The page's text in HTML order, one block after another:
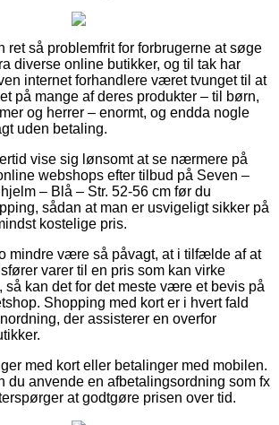
ret så problemfrit for forbrugerne at søge
diverse online butikker, og til tak har
internet forhandlere været tvunget til at
på mange af deres produkter – til børn,
og herrer – enormt, og endda nogle
uden betaling.
vise sig lønsomt at se nærmere på
webshops efter tilbud på Seven –
– Blå – Str. 52-56 cm før du
sådan at man er usvigeligt sikker på
kostelige pris.
mindre være så påvagt, at i tilfælde af at
varer til en pris som kan virke
så kan det for det meste være et bevis på
Shopping med kort er i hvert fald
der assisterer en overfor
med kort eller betalinger med mobilen.
du anvende en afbetalingsordning som fx
at godtgøre prisen over tid.